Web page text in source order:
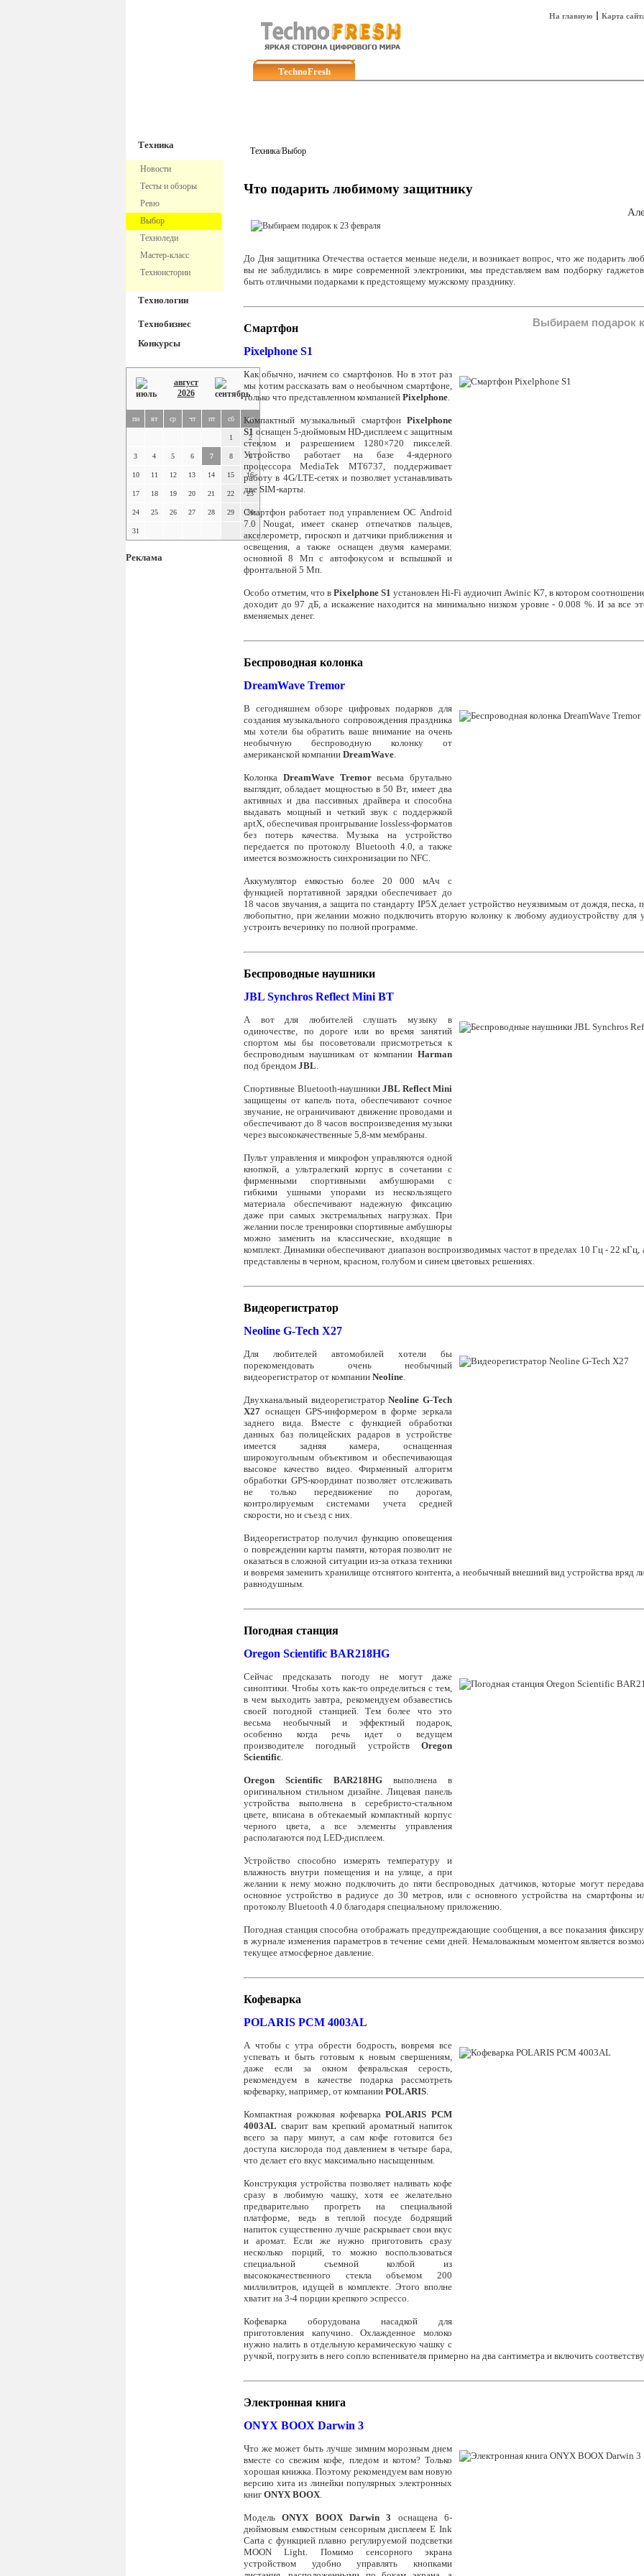
На главную Карта
TechnoFresh
Техника
Новости
Тесты и обзоры
Ревю
Выбор
Техноледи
Мастер-класс
Техноистории
Технологии
Технобизнес
Конкурсы
август
2026
пн вт ср чт пт сб вс
1 2
3 4 5 6 7 8 9
10 11 12 13 14 15 16
17 18 19 20 21 22 23
24 25 26 27 28 29 30
31
Реклама
Техника/Выбор
Что подарить любимому защитнику
Выбираем подарок
До Дня защитника Отечества остается меньше недели, и возникает вопрос, что же подарить
вы не заблудились в мире современной электроники, мы представляем вам подборку
быть отличными подарками к предстоящему мужскому празднику.
Смартфон
Pixelphone S1
Как обычно, начнем со смартфонов. Но в этот раз
мы хотим рассказать вам о необычном смартфоне,
только что представленном компанией Pixelphone.
Компактный музыкальный смартфон Pixelphone
S1 оснащен 5-дюймовым HD-дисплеем с защитным
стеклом и разрешением 1280×720 пикселей.
Устройство работает на базе 4-ядерного
процессора MediaTek MT6737, поддерживает
работу в 4G/LTE-сетях и позволяет устанавливать
две SIM-карты.
Смартфон работает под управлением ОС Android
7.0 Nougat, имеет сканер отпечатков пальцев,
акселерометр, гироскоп и датчики приближения и
освещения, а также оснащен двумя камерами:
основной 8 Мп с автофокусом и вспышкой и
фронтальной 5 Мп.
Особо отметим, что в Pixelphone S1 установлен Hi-Fi аудиочип Awinic K7, в котором
доходит до 97 дБ, а искажение находится на минимально низком уровне - 0.008 %. И за все
вменяемых денег.
Беспроводная колонка
DreamWave Tremor
В сегодняшнем обзоре цифровых подарков для
создания музыкального сопровождения праздника
мы хотели бы обратить ваше внимание на очень
необычную беспроводную колонку от
американской компании DreamWave.
Колонка DreamWave Tremorвесьма брутально
выглядит, обладает мощностью в 50 Вт, имеет два
активных и два пассивных драйвера и способна
выдавать мощный и четкий звук с поддержкой
aptX, обеспечивая проигрывание lossless-форматов
без потерь качества. Музыка на устройство
передается по протоколу Bluetooth 4.0, а также
имеется возможность синхронизации по NFC.
Аккумулятор емкостью более 20 000 мАч с
функцией портативной зарядки обеспечивает до
18 часов звучания, а защита по стандарту IP5X делает устройство неуязвимым от дождя, песка,
любопытно, при желании можно подключить вторую колонку к любому аудиоустройству для
устроить вечеринку по полной программе.
Беспроводные наушники
JBL Synchros Reflect Mini BT
А вот для любителей слушать музыку в
одиночестве, по дороге или во время занятий
спортом мы бы посоветовали присмотреться к
беспроводным наушникам от компании Harman
под брендом JBL.
Спортивные Bluetooth-наушники JBL Reflect Mini
защищены от капель пота, обеспечивают сочное
звучание, не ограничивают движение проводами и
обеспечивают до 8 часов воспроизведения музыки
через высококачественные 5,8-мм мембраны.
Пульт управления и микрофон управляются одной
кнопкой, а ультралегкий корпус в сочетании с
фирменными спортивными амбушюрами с
гибкими ушными упорами из нескользящего
материала обеспечивают надежную фиксацию
даже при самых экстремальных нагрузках. При
желании после тренировки спортивные амбушюры
можно заменить на классические, входящие в
комплект. Динамики обеспечивают диапазон воспроизводимых частот в пределах 10 Гц - 22
представлены в черном, красном, голубом и синем цветовых решениях.
Видеорегистратор
Neoline G-Tech X27
Для любителей автомобилей хотели бы
порекомендовать очень необычный
видеорегистратор от компании Neoline.
Двухканальный видеорегистраторNeoline G-Tech
X27 оснащен GPS-информером в форме зеркала
заднего вида. Вместе с функцией обработки
данных баз полицейских радаров в устройстве
имеется задняя камера, оснащенная
широкоугольным объективом и обеспечивающая
высокое качество видео. Фирменный алгоритм
обработки GPS-координат позволяет отслеживать
не только передвижение по дорогам,
контролируемым системами учета средней
скорости, но и съезд с них.
Видеорегистратор получил функцию оповещения
о повреждении карты памяти, которая позволит не
оказаться в сложной ситуации из-за отказа техники
и вовремя заменить хранилище отснятого контента, а необычный внешний вид устройства вряд
равнодушным.
Погодная станция
Oregon Scientific BAR218HG
Сейчас предсказать погоду не могут даже
синоптики. Чтобы хоть как-то определиться с тем,
в чем выходить завтра, рекомендуем обзавестись
своей погодной станцией. Тем более что это
весьма необычный и эффектный подарок,
особенно когда речь идет о ведущем
производителе погодный устройств Oregon
Scientific.
Oregon Scientific BAR218HG выполнена в
оригинальном стильном дизайне. Лицевая панель
устройства выполнена в серебристо-стальном
цвете, вписана в обтекаемый компактный корпус
черного цвета, а все элементы управления
располагаются под LED-дисплеем.
Устройство способно измерять температуру и
влажность внутри помещения и на улице, а при
желании к нему можно подключить до пяти беспроводных датчиков, которые могут
основное устройство в радиусе до 30 метров, или с основного устройства на смартфоны
протоколу Bluetooth 4.0 благодаря специальному приложению.
Погодная станция способна отображать предупреждающие сообщения, а все показания
в журнале изменения параметров в течение семи дней. Немаловажным моментом является
текущее атмосферное давление.
Кофеварка
POLARIS PCM 4003AL
А чтобы с утра обрести бодрость, вовремя все
успевать и быть готовым к новым свершениям,
даже если за окном февральская серость,
рекомендуем в качестве подарка рассмотреть
кофеварку, например, от компании POLARIS.
Компактная рожковая кофеваркаPOLARIS PCM
4003AL сварит вам крепкий ароматный напиток
всего за пару минут, а сам кофе готовится без
доступа кислорода под давлением в четыре бара,
что делает его вкус максимально насыщенным.
Конструкция устройства позволяет наливать кофе
сразу в любимую чашку, хотя ее желательно
предварительно прогреть на специальной
платформе, ведь в теплой посуде бодрящий
напиток существенно лучше раскрывает свои вкус
и аромат. Если же нужно приготовить сразу
несколько порций, то можно воспользоваться
специальной съемной колбой из
высококачественного стекла объемом 200
миллилитров, идущей в комплекте. Этого вполне
хватит на 3-4 порции крепкого эспрессо.
Кофеварка оборудована насадкой для
приготовления капучино. Охлажденное молоко
нужно налить в отдельную керамическую чашку с
ручкой, погрузить в него сопло вспенивателя примерно на два сантиметра и включить
Электронная книга
ONYX BOOX Darwin 3
Что же может быть лучше зимним морозным днем
вместе со свежим кофе, пледом и котом? Только
хорошая книжка. Поэтому рекомендуем вам новую
версию хита из линейки популярных электронных
книг ONYX BOOX.
МодельONYX BOOX Darwin 3 оснащена 6-
дюймовым емкостным сенсорным дисплеем E Ink
Carta с функцией плавно регулируемой подсветки
MOON Light. Помимо сенсорного экрана
устройством удобно управлять кнопками